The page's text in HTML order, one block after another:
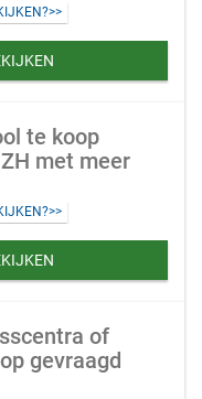
te koop
met meer
of
gevraagd